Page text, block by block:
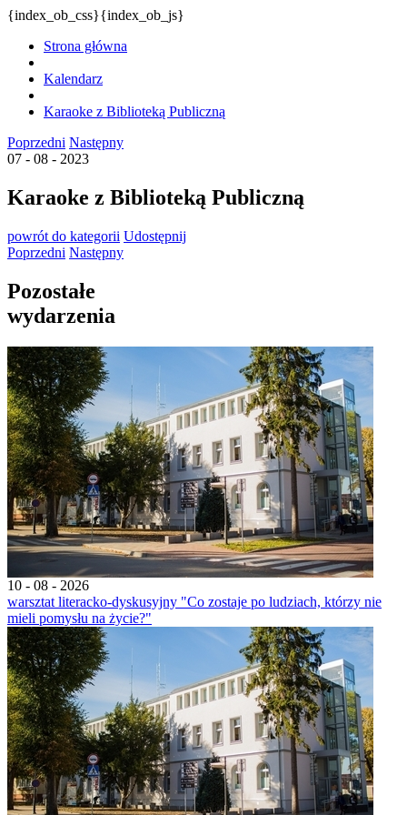
{index_ob_css}{index_ob_js}
Strona główna
Kalendarz
Karaoke z Biblioteką Publiczną
Poprzedni Następny
07 - 08 - 2023
Karaoke z Biblioteką Publiczną
powrót do kategorii Udostępnij
Poprzedni Następny
Pozostałe
wydarzenia
10 - 08 - 2026
warsztat literacko-dyskusyjny "Co zostaje po ludziach, którzy nie
mieli pomysłu na życie?"